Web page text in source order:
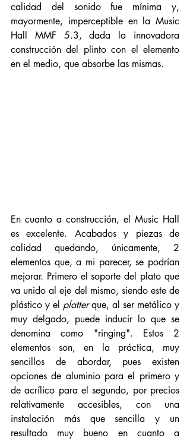
calidad del sonido fue mínima y,
mayormente, imperceptible en la Music
Hall MMF 5.3, dada la innovadora
construcción del plinto con el elemento
en el medio, que absorbe las mismas.
En cuanto a construcción, el Music Hall
es excelente. Acabados y piezas de
calidad quedando, únicamente, 2
elementos que, a mi parecer, se podrían
mejorar. Primero el soporte del plato que
va unido al eje del mismo, siendo este de
plástico y el platter que, al ser metálico y
muy delgado, puede inducir lo que se
denomina como "ringing". Estos 2
elementos son, en la práctica, muy
sencillos de abordar, pues existen
opciones de aluminio para el primero y
de acrílico para el segundo, por precios
relativamente accesibles, con una
instalación más que sencilla y un
resultado muy bueno en cuanto a